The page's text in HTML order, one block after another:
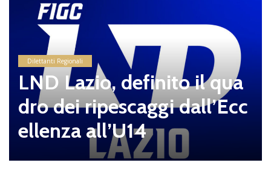
Dilettanti Regionali
LND Lazio, definito il qua
dro dei ripescaggi dall’Ecc
ellenza all’U14